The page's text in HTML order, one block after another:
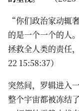
“你们政治家动辄
的是一个一个的人
拯救全人类的责任
22 15:58:37）
突然间，罗辑进入
整个宇宙都被冻结